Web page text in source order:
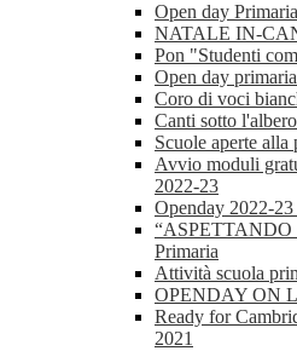
Open day
NATALE IN-
Pon "Studenti
Open day
Coro di voci
Canti sotto
Scuole aperte alla
Avvio moduli
2022-23
Openday 2022-23
“ASPETTANDO
Primaria
Attività scuola
OPENDAY ON
Ready for
2021